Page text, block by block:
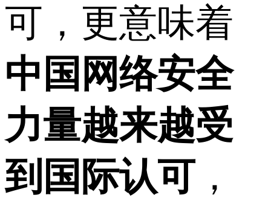
可，更意味着
中国网络安全
力量越来越受
到国际认可，